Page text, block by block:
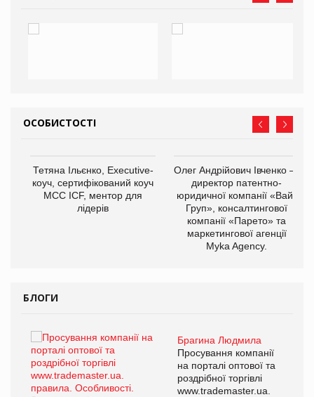
ОСОБИСТОСТІ
Тетяна Ільєнко, Executive-
коуч, сертифікований коуч
МСС ICF, ментор для
лідерів
Олег Андрійович Івченко —
директор патентно-
юридичної компанії «Вайз
Груп», консалтингової
компанії «Парето» та
маркетингової агенції
Myka Agency.
БЛОГИ
Брагина Людмила
Просування компанії
на порталі оптової та
роздрібної торгівлі
www.trademaster.ua.